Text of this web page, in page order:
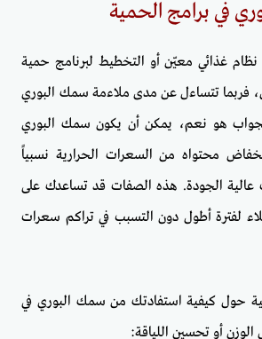
في برامج الحمية
نظام غذائي معيّن أو التخطيط لبرنامج حمية
فربما تتساءل عن مدى ملاءمة سمك البوري
هو نعم، يمكن أن يكون سمك البوري
محتواه من السعرات الحرارية نسبياً
عالية الجودة. هذه الصفات قد تساعدك على
لفترة أطول دون التسبب في تراكم سعرات
حول كيفية استفادتك من سمك البوري في
أو تحسين اللياقة: